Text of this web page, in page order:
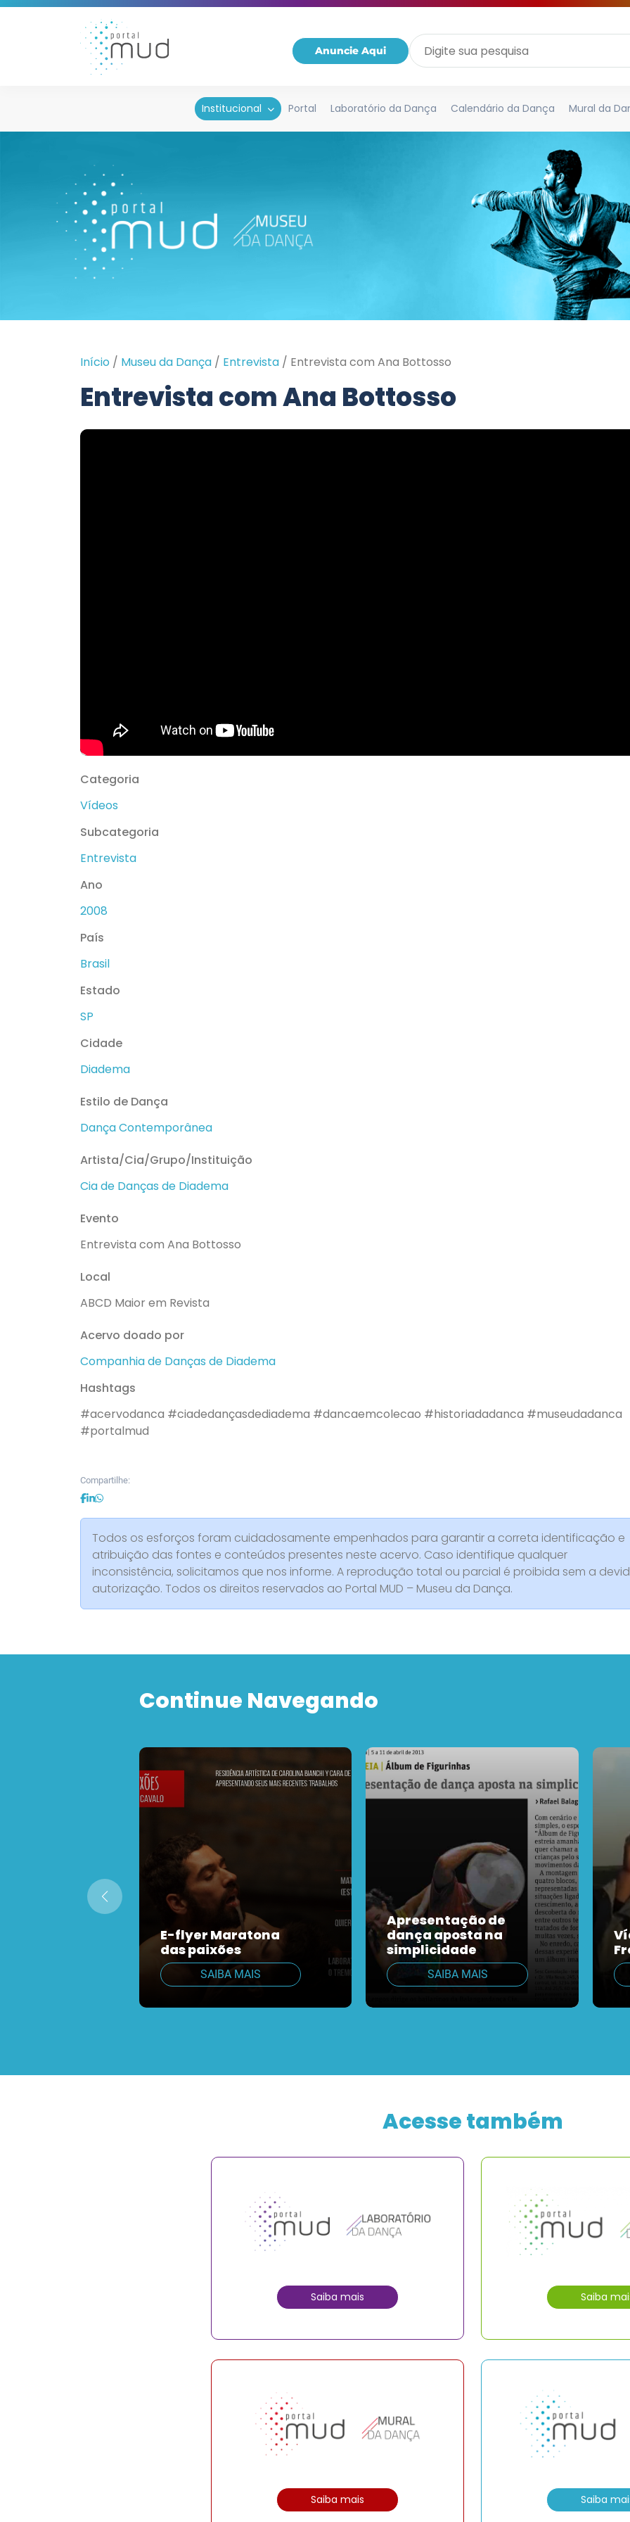
Anuncie Aqui
Institucional Portal Laboratório da Dança Calendário da Dança Mural da
Início / Museu da Dança / Entrevista / Entrevista com Ana Bottosso
Entrevista com Ana Bottosso
Categoria
Vídeos
Subcategoria
Entrevista
Ano
2008
País
Brasil
Estado
SP
Cidade
Diadema
Estilo de Dança
Dança Contemporânea
Artista/Cia/Grupo/Instituição
Cia de Danças de Diadema
Evento
Entrevista com Ana Bottosso
Local
ABCD Maior em Revista
Acervo doado por
Companhia de Danças de Diadema
Hashtags
#acervodanca #ciadedançasdediadema #dancaemcolecao #historiadadanca #museudadanca
#portalmud
Compartilhe:
Todos os esforços foram cuidadosamente empenhados para garantir a correta identificação e
atribuição das fontes e conteúdos presentes neste acervo. Caso identifique qualquer
inconsistência, solicitamos que nos informe. A reprodução total ou parcial é proibida sem a
autorização. Todos os direitos reservados ao Portal MUD – Museu da Dança.
Continue Navegando
E-flyer Maratona
das paixões
SAIBA MAIS
Apresentação de
dança aposta na
simplicidade
SAIBA MAIS
Acesse também
Saiba mais Saiba
Saiba mais Saiba